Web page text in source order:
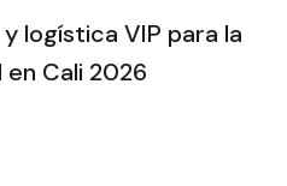
logística VIP para la
Cali 2026